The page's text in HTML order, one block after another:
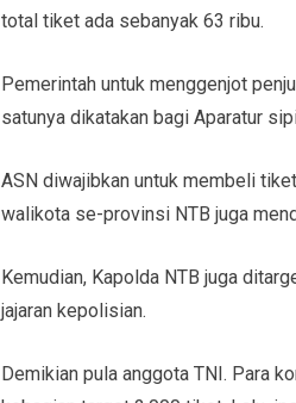
total tiket ada sebanyak 63 ribu.
Pemerintah untuk menggenjot
satunya dikatakan bagi Aparatur
ASN diwajibkan untuk membeli
walikota se-provinsi NTB juga
Kemudian, Kapolda NTB juga
jajaran kepolisian.
Demikian pula anggota TNI. Para